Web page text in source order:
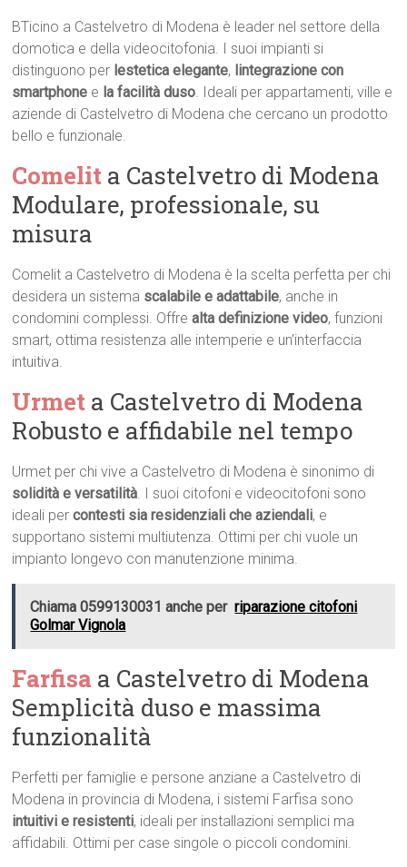
BTicino a Castelvetro di Modena è leader nel settore della
domotica e della videocitofonia. I suoi impianti si
distinguono per lestetica elegante, lintegrazione con
smartphone e la facilità duso. Ideali per appartamenti, ville e
aziende di Castelvetro di Modena che cercano un prodotto
bello e funzionale.
Comelit a Castelvetro di Modena 
Modulare, professionale, su
misura
Comelit a Castelvetro di Modena è la scelta perfetta per chi
desidera un sistema scalabile e adattabile, anche in
condomini complessi. Offrealta definizione video, funzioni
smart, ottima resistenza alle intemperie e un’interfaccia
intuitiva.
Urmet a Castelvetro di Modena 
Robusto e affidabile nel tempo
Urmet per chi vive a Castelvetro di Modena è sinonimo di
solidità e versatilità. I suoi citofoni e videocitofoni sono
ideali percontesti sia residenziali che aziendali, e
supportano sistemi multiutenza. Ottimi per chi vuole un
impianto longevo con manutenzione minima.
Chiama 0599130031 anche per riparazione citofoni
Golmar Vignola
Farfisa a Castelvetro di Modena 
Semplicità duso e massima
funzionalità
Perfetti per famiglie e persone anziane a Castelvetro di
Modena in provincia di Modena, i sistemi Farfisa sono
intuitivi e resistenti, ideali per installazioni semplici ma
affidabili. Ottimi per case singole o piccoli condomini.